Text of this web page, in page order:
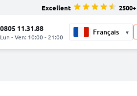
Excellent 2500+
0805 11.31.88
Lun - Ven: 10:00 - 21:00
▾